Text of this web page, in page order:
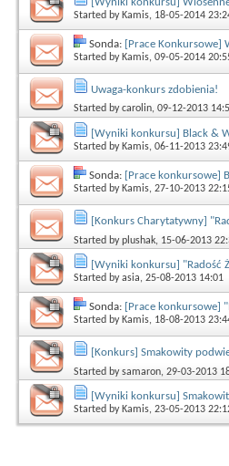
Started by Kamis, 18-05-2014
Sonda: [Prace Konkursowe]
Started by Kamis, 09-05-2014
Uwaga-konkurs zdobienia!
Started bycarolin, 09-12-2013
[Wyniki konkursu] Black &
Started by Kamis, 06-11-2013
Sonda: [Prace konkursowe]
Started by Kamis, 27-10-2013
[Konkurs Charytatywny]
Started byplushak, 15-06-2013
[Wyniki konkursu] "Radość
Started byasia, 25-08-2013 14:01
Sonda: [Prace konkursowe]
Started by Kamis, 18-08-2013
[Konkurs] Smakowity
Started bysamaron, 29-03-2013
[Wyniki konkursu]
Started by Kamis, 23-05-2013